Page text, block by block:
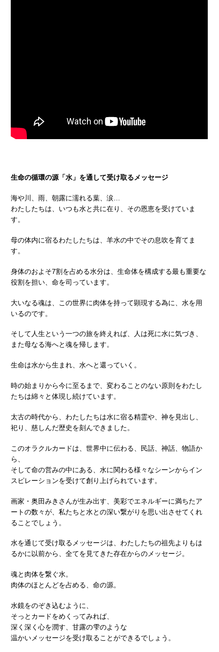
生命の循環の源「水」を通して受け取るメッセージ
海や川、雨、朝露に濡れる葉、涙…
わたしたちは、いつも水と共に在り、その恩恵を受けていま
す。
母の体内に宿るわたしたちは、羊水の中でその息吹を育てま
す。
身体のおよそ7割を占める水分は、生命体を構成する最も重要な
役割を担い、命を司っています。
大いなる魂は、この世界に肉体を持って顕現する為に、水を用
いるのです。
そして人生という一つの旅を終えれば、人は死に水に気づき、
また母なる海へと魂を帰します。
生命は水から生まれ、水へと還っていく。
時の始まりから今に至るまで、変わることのない原則をわたし
たちは綿々と体現し続けています。
太古の時代から、わたしたちは水に宿る精霊や、神を見出し、
祀り、慈しんだ歴史を刻んできました。
このオラクルカードは、世界中に伝わる、民話、神話、物語か
ら、
そして命の営みの中にある、水に関わる様々なシーンからイン
スピレーションを受けて創り上げられています。
画家・奥田みきさんが生み出す、美彩でエネルギーに満ちたア
ートの数々が、私たちと水との深い繋がりを思い出させてくれ
ることでしょう。
水を通じて受け取るメッセージは、わたしたちの祖先よりもは
るかに以前から、全てを見てきた存在からのメッセージ。
魂と肉体を繋ぐ水。
肉体のほとんどを占める、命の源。
水鏡をのぞき込むように、
そっとカードをめくってみれば、
深く深く心を潤す、甘露の雫のような
温かいメッセージを受け取ることができるでしょう。